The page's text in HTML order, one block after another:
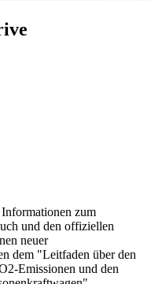
zum
und den offiziellen
neuer
dem "Leitfaden über den
Emissionen und den